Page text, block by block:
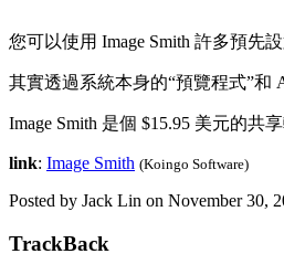
您可以使用 Image Smith 許多預先
其實透過系統本身的“預覽程式”和
Image Smith 是個 $15.95 美元的共
link: Image Smith (Koingo Software)
Posted by Jack Lin on November 30,
TrackBack